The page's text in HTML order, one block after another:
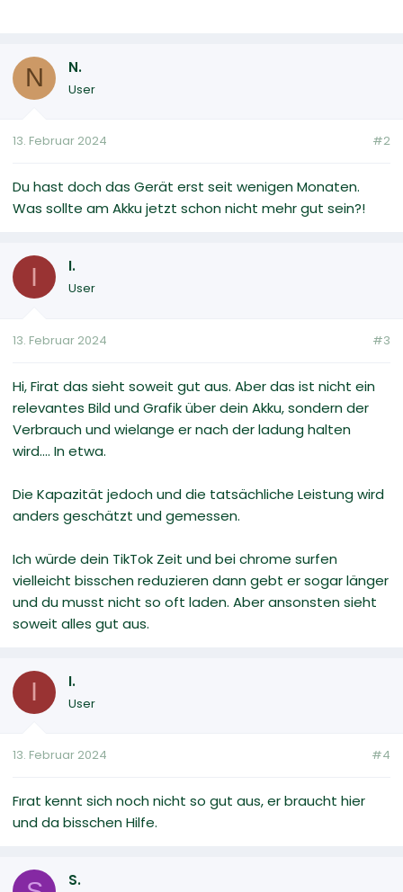
N N.
User
13. Februar 2024 #2
Du hast doch das Gerät erst seit wenigen Monaten.
Was sollte am Akku jetzt schon nicht mehr gut sein?!
I I.
User
13. Februar 2024 #3
Hi, Firat das sieht soweit gut aus. Aber das ist nicht ein
relevantes Bild und Grafik über dein Akku, sondern der
Verbrauch und wielange er nach der ladung halten
wird.... In etwa.
Die Kapazität jedoch und die tatsächliche Leistung wird
anders geschätzt und gemessen.
Ich würde dein TikTok Zeit und bei chrome surfen
vielleicht bisschen reduzieren dann gebt er sogar länger
und du musst nicht so oft laden. Aber ansonsten sieht
soweit alles gut aus.
I I.
User
13. Februar 2024 #4
Fırat kennt sich noch nicht so gut aus, er braucht hier
und da bisschen Hilfe.
S.